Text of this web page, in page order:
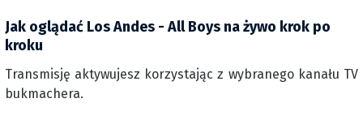
Jak oglądać Los Andes - All Boys na żywo krok po
kroku
Transmisję aktywujesz korzystając z wybranego kanału TV
bukmachera.